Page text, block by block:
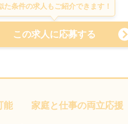
た条件の求人もご紹介できます！
能 家庭と仕事の両立応援